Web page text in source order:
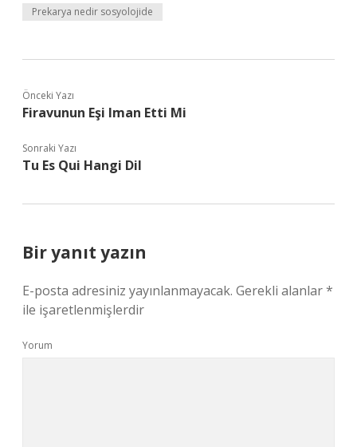
Prekarya nedir sosyolojide
Önceki Yazı
Firavunun Eşi Iman Etti Mi
Sonraki Yazı
Tu Es Qui Hangi Dil
Bir yanıt yazın
E-posta adresiniz yayınlanmayacak. Gerekli alanlar*
ile işaretlenmişlerdir
Yorum